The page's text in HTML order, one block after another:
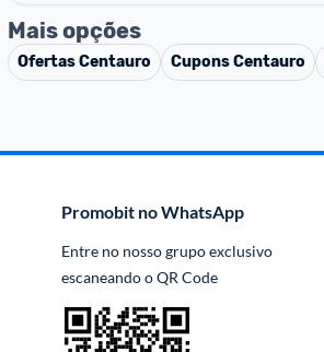
Mais opções
OfertasCentauro CuponsCentauro
Promobit no WhatsApp
Entre no nosso grupo exclusivo
escaneando o QR Code